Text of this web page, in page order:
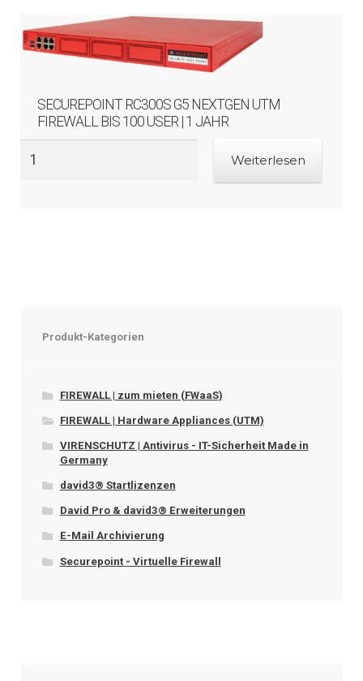
SECUREPOINT RC300S G5 NEXTGEN UTM
FIREWALL BIS 100 USER | 1 JAHR
Weiterlesen
Produkt-Kategorien
FIREWALL | zum mieten (FWaaS)
FIREWALL | Hardware Appliances (UTM)
VIRENSCHUTZ | Antivirus - IT-Sicherheit Made in
Germany
david3® Startlizenzen
David Pro & david3® Erweiterungen
E-Mail Archivierung
Securepoint - Virtuelle Firewall